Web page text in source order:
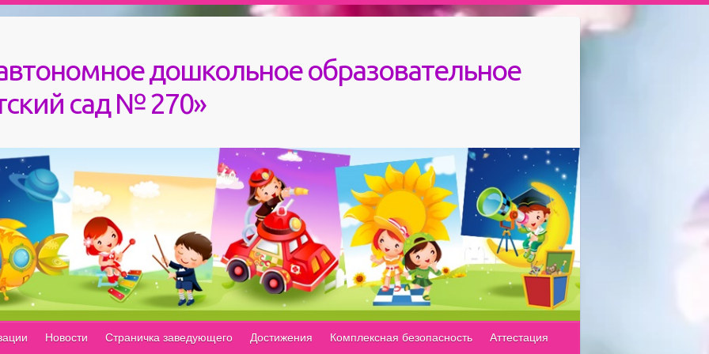
дошкольное образовательное
сад № 270»
Новости Страничка заведующего Достижения Комплексная безопасность Аттестация